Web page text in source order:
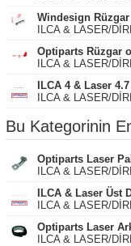
Windesign Rüzgar
ILCA & LASER/
Optiparts Rüzgar
ILCA & LASER/
ILCA 4 & Laser
ILCA & LASER/
Bu Kategorinin
Optiparts Laser
ILCA & LASER/
ILCA & Laser Üst
ILCA & LASER/
Optiparts Laser
ILCA & LASER/